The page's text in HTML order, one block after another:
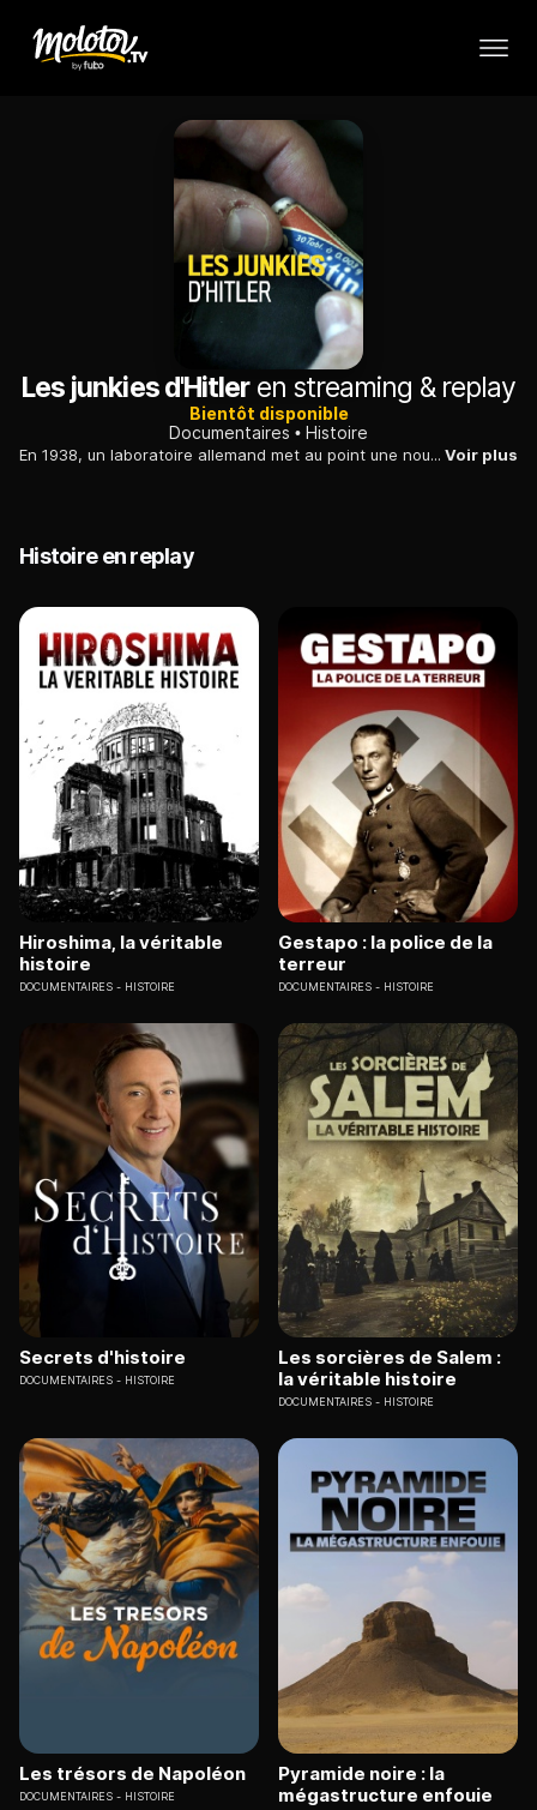
Les junkies d'Hitleren streaming & replay
Bientôt disponible
Documentaires
Histoire
En 1938, un laboratoire allemand met au point une nouvelle forme de méthamphétamine, commercialisée sous le nom de Pervitin ; cette drogue euphorisante intéresse la Wehrmacht. Voir plus
Histoire en replay
Hiroshima, la véritable
histoire
DOCUMENTAIRES HISTOIRE
Gestapo : la police de la
terreur
DOCUMENTAIRES HISTOIRE
Secrets d'histoire
DOCUMENTAIRES HISTOIRE
Les sorcières de Salem :
la véritable histoire
DOCUMENTAIRES HISTOIRE
Les trésors de Napoléon
DOCUMENTAIRES HISTOIRE
Pyramide noire : la
mégastructure enfouie